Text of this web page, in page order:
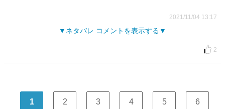
2021/11/04 13:17
ネタバレ コメントを表示する
2
1 2 3 4 5 6